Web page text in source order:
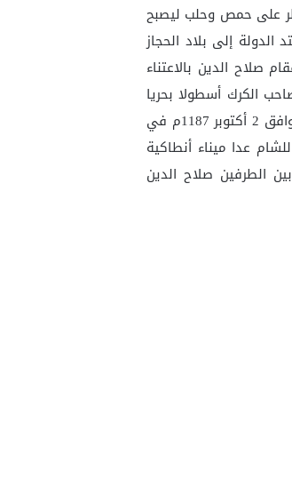
على حمص وحلب ليصبح
إلى بلاد الحجاز
الدين بالاعتناء
الكرك أسطولا بحريا
ضخما ، كما ان صلاح الدين الايوبي استطاع أن يسترد بيت المقدس في 27 رجب علم 583ه والموافق 2 أكتوبر 1187م في
عدا ميناء أنطاكية
الطرفين صلاح الدين